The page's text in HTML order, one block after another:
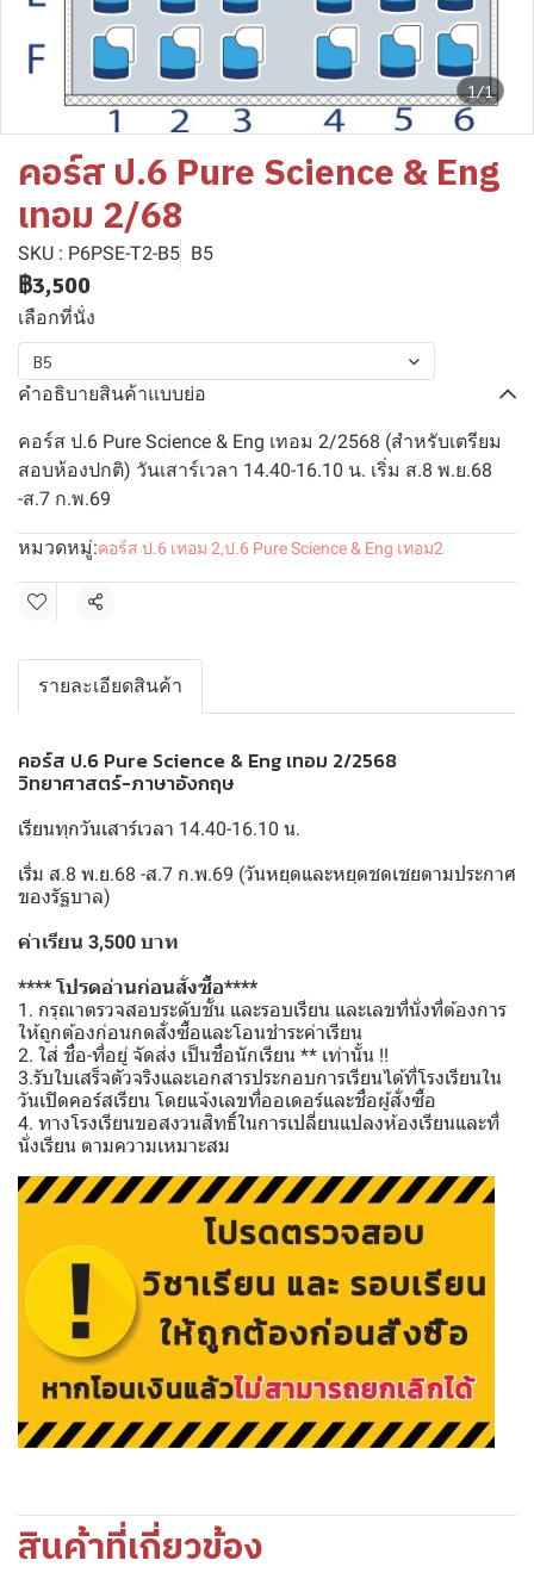
1/1
คอร์ส ป.6 Pure Science & Eng
เทอม 2/68
SKU : P6PSE-T2-B5 B5
฿3,500
เลือกที่นั่ง
B5
คำอธิบายสินค้าแบบย่อ
คอร์ส ป.6 Pure Science & Eng เทอม 2/2568 (สำหรับเตรียม
สอบห้องปกติ) วันเสาร์เวลา 14.40-16.10 น. เริ่ม ส.8 พ.ย.68
-ส.7 ก.พ.69
หมวดหมู่:คอร์ส ป.6 เทอม 2,ป.6 Pure Science & Eng เทอม2
แชร์
รายละเอียดสินค้า
คอร์ส ป.6 Pure Science & Eng เทอม 2/2568
วิทยาศาสตร์-ภาษาอังกฤษ
เรียนทุกวันเสาร์เวลา 14.40-16.10 น.
เริ่ม ส.8 พ.ย.68 -ส.7 ก.พ.69 (วันหยุดและหยุดชดเชยตามประกาศ
ของรัฐบาล)
ค่าเรียน 3,500 บาท
**** โปรดอ่านก่อนสั่งซื้อ****
1. กรุณาตรวจสอบระดับชั้น และรอบเรียน และเลขที่นั่งที่ต้องการ
ให้ถูกต้องก่อนกดสั่งซื้อและโอนชำระค่าเรียน
2. ใส่ ชื่อ-ที่อยู่ จัดส่ง เป็นชื่อนักเรียน ** เท่านั้น !!
3.รับใบเสร็จตัวจริงและเอกสารประกอบการเรียนได้ที่โรงเรียนใน
วันเปิดคอร์สเรียน โดยแจ้งเลขที่ออเดอร์และชื่อผู้สั่งซื้อ
4. ทางโรงเรียนขอสงวนสิทธิ์ในการเปลี่ยนแปลงห้องเรียนและที่
นั่งเรียน ตามความเหมาะสม
สินค้าที่เกี่ยวข้อง